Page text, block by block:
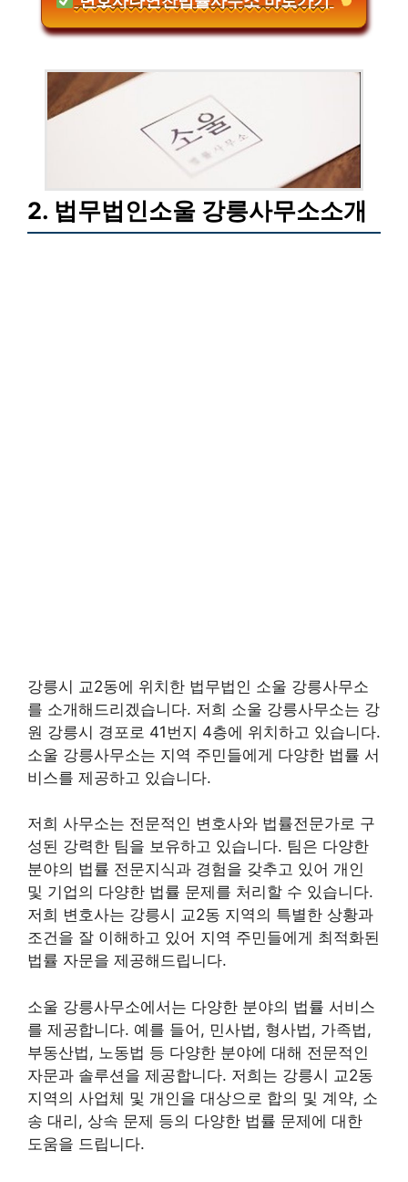
2. 법무법인소울 강릉사무소소개
강릉시 교2동에 위치한 법무법인 소울 강릉사무소
를 소개해드리겠습니다. 저희 소울 강릉사무소는 강
원 강릉시 경포로 41번지 4층에 위치하고 있습니다.
소울 강릉사무소는 지역 주민들에게 다양한 법률 서
비스를 제공하고 있습니다.
저희 사무소는 전문적인 변호사와 법률전문가로 구
성된 강력한 팀을 보유하고 있습니다. 팀은 다양한
분야의 법률 전문지식과 경험을 갖추고 있어 개인
및 기업의 다양한 법률 문제를 처리할 수 있습니다.
저희 변호사는 강릉시 교2동 지역의 특별한 상황과
조건을 잘 이해하고 있어 지역 주민들에게 최적화된
법률 자문을 제공해드립니다.
소울 강릉사무소에서는 다양한 분야의 법률 서비스
를 제공합니다. 예를 들어, 민사법, 형사법, 가족법,
부동산법, 노동법 등 다양한 분야에 대해 전문적인
자문과 솔루션을 제공합니다. 저희는 강릉시 교2동
지역의 사업체 및 개인을 대상으로 합의 및 계약, 소
송 대리, 상속 문제 등의 다양한 법률 문제에 대한
도움을 드립니다.